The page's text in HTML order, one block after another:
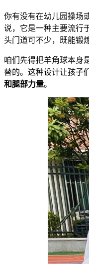
你有没有在幼儿园操场
说，它是一种主要流行
头门道可不少，既能锻
咱们先得把羊角球本身
替的。这种设计让孩子
和腿部力量。